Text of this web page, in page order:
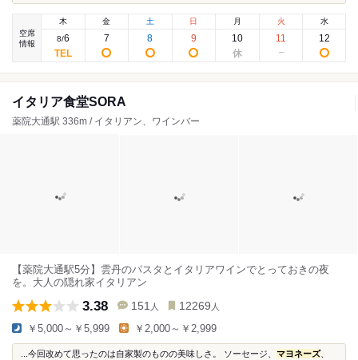
空席
情報
木
8/6
金
7
土
8
日
9
月
10
火
11
水
12
イタリア食堂SORA
薬院大通駅 336m / イタリアン、ワインバー
【薬院大通駅5分】雲丹のパスタとイタリアワインでとっておきの夜
を。大人の隠れ家イタリアン
3.38 151 人 12269 人
￥5,000～￥5,999 ￥2,000～￥2,999
...今回改めて思ったのは自家製のものの美味しさ。 ソーセージ、 マヨネーズ、